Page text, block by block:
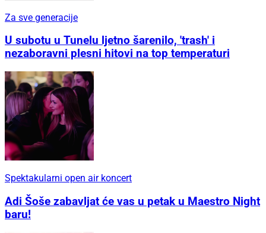
Za sve generacije
U subotu u Tunelu ljetno šarenilo, 'trash' i
nezaboravni plesni hitovi na top temperaturi
Spektakularni open air koncert
Adi Šoše zabavljat će vas u petak u Maestro Night
baru!